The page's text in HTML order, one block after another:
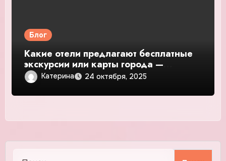
Блог
Какие отели предлагают бесплатные
экскурсии или карты города —
подробное руководство и обзор
Катерина 24 октября, 2025